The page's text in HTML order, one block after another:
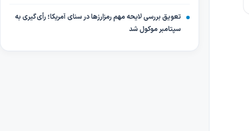
تعویق بررسی لایحه مهم رمزارزها در سنای آمریکا؛ رأی‌گیری به
سپتامبر موکول شد